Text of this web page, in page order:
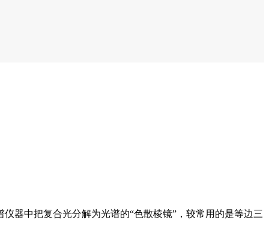
器中把复合光分解为光谱的“色散棱镜”，较常用的是等边三